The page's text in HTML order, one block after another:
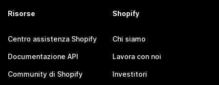
Risorse
Centro assistenza Shopify
Documentazione API
Community di Shopify
Shopify
Chi siamo
Lavora con noi
Investitori